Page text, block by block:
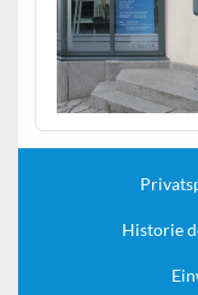
Historie